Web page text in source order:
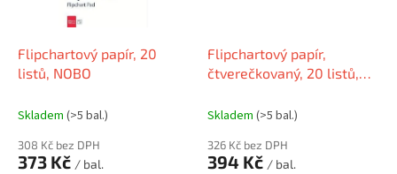
Flipchartový papír, 20
listů, NOBO
Skladem (>5 bal.)
308 Kč bez DPH
373 Kč / bal.
Flipchartový papír,
čtverečkovaný, 20 listů,
Skladem (>5 bal.)
326 Kč bez DPH
394 Kč / bal.